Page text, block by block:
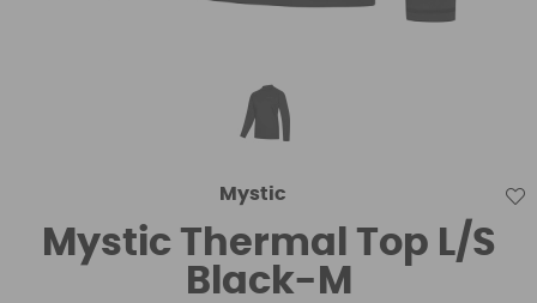
Mystic
Mystic Thermal Top L/S
Black-M